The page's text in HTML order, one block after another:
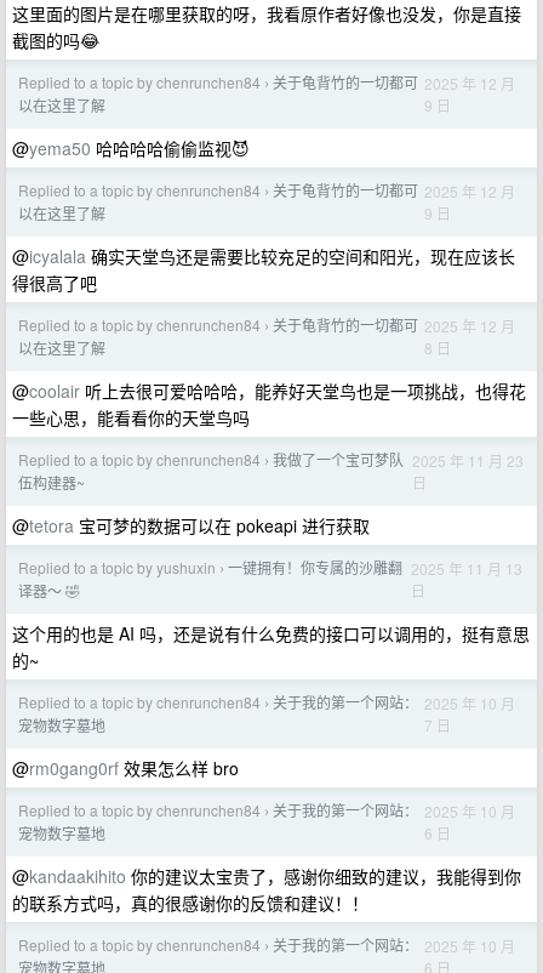
这里面的图片是在哪里获取的呀，我看原作者好像也没发，你是直接
截图的吗😂
Replied to a topic by chenrunchen84 › 关于龟背竹的一切都可
以在这里了解
2025 年 12 月
9 日
@yema50 哈哈哈哈偷偷监视😈
Replied to a topic by chenrunchen84 › 关于龟背竹的一切都可
以在这里了解
2025 年 12 月
9 日
@icyalala 确实天堂鸟还是需要比较充足的空间和阳光，现在应该长
得很高了吧
Replied to a topic by chenrunchen84 › 关于龟背竹的一切都可
以在这里了解
2025 年 12 月
8 日
@coolair 听上去很可爱哈哈哈，能养好天堂鸟也是一项挑战，也得花
一些心思，能看看你的天堂鸟吗
Replied to a topic by chenrunchen84 › 我做了一个宝可梦队
伍构建器~
2025 年 11 月 23
日
@tetora 宝可梦的数据可以在 pokeapi 进行获取
Replied to a topic by yushuxin › 一键拥有！你专属的沙雕翻
译器～ 🤣
2025 年 11 月 13
日
这个用的也是 AI 吗，还是说有什么免费的接口可以调用的，挺有意思
的~
Replied to a topic by chenrunchen84 › 关于我的第一个网站：
宠物数字墓地
2025 年 10 月
7 日
@rm0gang0rf 效果怎么样 bro
Replied to a topic by chenrunchen84 › 关于我的第一个网站：
宠物数字墓地
2025 年 10 月
6 日
@kandaakihito 你的建议太宝贵了，感谢你细致的建议，我能得到你
的联系方式吗，真的很感谢你的反馈和建议！！
Replied to a topic by chenrunchen84 › 关于我的第一个网站：
宠物数字墓地
2025 年 10 月
6 日